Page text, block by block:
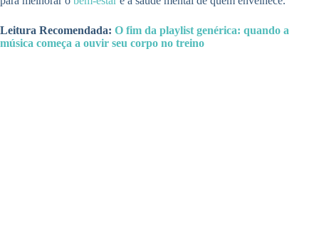
Leitura Recomendada: O fim da playlist genérica: quando a
música começa a ouvir seu corpo no treino